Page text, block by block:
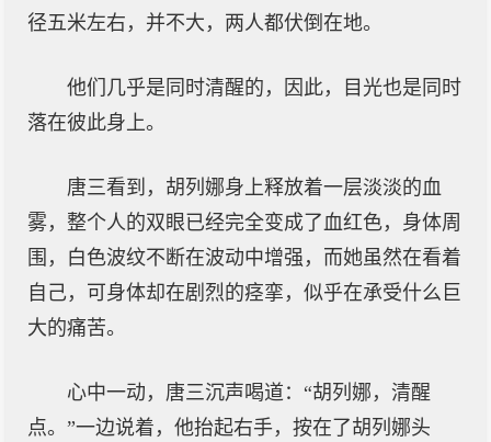
径五米左右，并不大，两人都伏倒在地。
他们几乎是同时清醒的，因此，目光也是同时
落在彼此身上。
唐三看到，胡列娜身上释放着一层淡淡的血
雾，整个人的双眼已经完全变成了血红色，身体周
围，白色波纹不断在波动中增强，而她虽然在看着
自己，可身体却在剧烈的痉挛，似乎在承受什么巨
大的痛苦。
心中一动，唐三沉声喝道：“胡列娜，清醒
点。”一边说着，他抬起右手，按在了胡列娜头